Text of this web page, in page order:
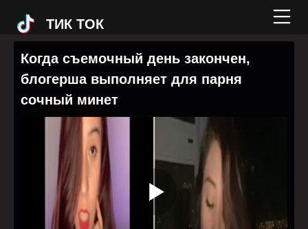
ТИК ТОК
Когда съемочный день закончен,
блогерша выполняет для парня
сочный минет